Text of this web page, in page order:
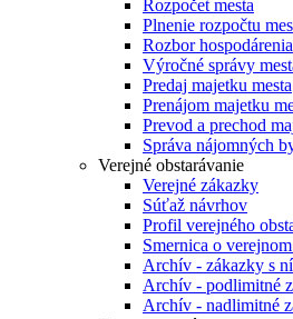
Rozpočet mesta
Plnenie rozpočtu
Rozbor hospodárenia
Výročné správy
Predaj majetku mesta
Prenájom majetku
Prevod a prechod
Správa nájomných
Verejné obstarávanie
Verejné zákazky
Súťaž návrhov
Profil verejného
Smernica o
Archív - zákazky s
Archív - podlimitné
Archív - nadlimitné